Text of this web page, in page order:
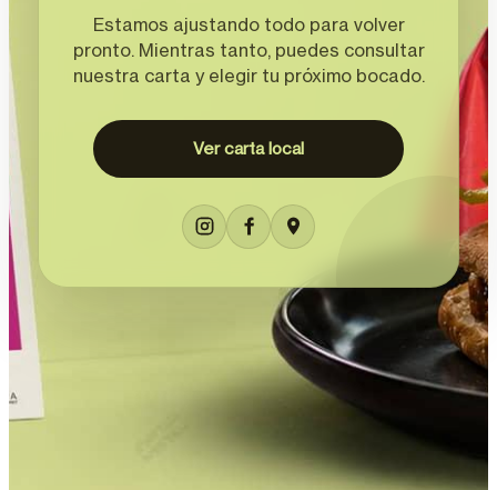
Estamos ajustando todo para volver
pronto. Mientras tanto, puedes consultar
nuestra carta y elegir tu próximo bocado.
Ver carta local